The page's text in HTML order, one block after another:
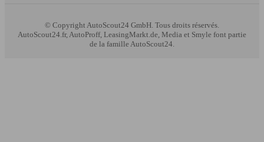
© CopyrightAutoScout24 GmbH. Tous droits réservés.
AutoScout24.fr, AutoProff, LeasingMarkt.de, Media et Smyle font partie
de la famille AutoScout24.